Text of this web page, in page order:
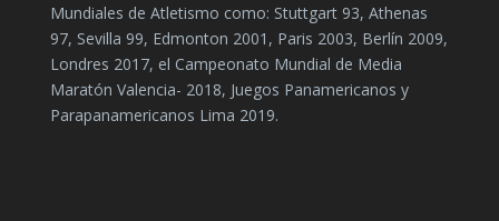
Mundiales de Atletismo como: Stuttgart 93, Athenas
97, Sevilla 99, Edmonton 2001, Paris 2003, Berlín 2009,
Londres 2017, el Campeonato Mundial de Media
Maratón Valencia- 2018, Juegos Panamericanos y
Parapanamericanos Lima 2019.